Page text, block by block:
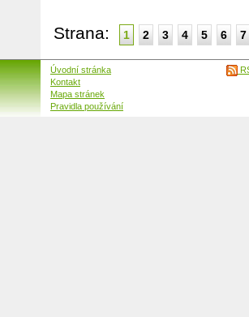
Strana: 1 2 3 4 5 6 7
Úvodní stránka
Kontakt
Mapa stránek
Pravidla používání